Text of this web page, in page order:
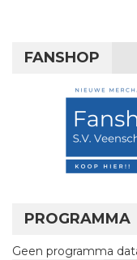
FANSHOP
PROGRAMMA
Geen programma